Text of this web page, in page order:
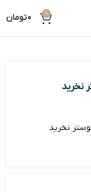
0
0تومان
نخرید
نخرید